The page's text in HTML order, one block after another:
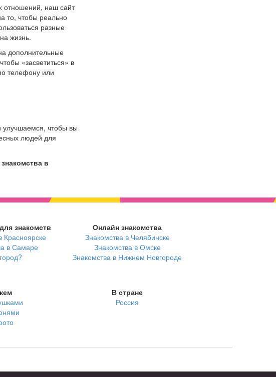
отношений, наш сайт
то, чтобы реально
разные
жизнь.
дополнительные
«засветиться» в
телефону или
чтобы вы
людей для
в
знакомств
Красноярске
в Самаре
Онлайн знакомства
Знакомства в Челябинске
Знакомства в Омске
Знакомства в Нижнем Новгороде
В стране
Россия